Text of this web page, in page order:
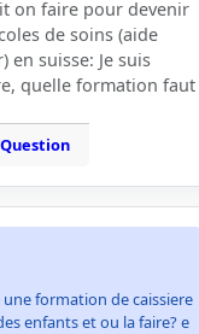
on faire pour devenir
de soins (aide
suisse: Je suis
quelle formation faut
formation de caissiere
enfants et ou la faire? e